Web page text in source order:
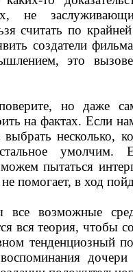
не
считать по
создатели
это
но даже
на фактах. Если
несколько,
умолчим.
пытаться
помогает, в ход
все возможные
вся теория, чтобы
тенденциозный